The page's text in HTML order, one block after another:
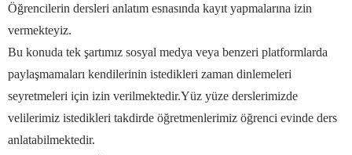
Öğrencilerin dersleri anlatım esnasında kayıt yapmalarına izin
vermekteyiz.
Bu konuda tek şartımız sosyal medya veya benzeri platformlarda
paylaşmamaları kendilerinin istedikleri zaman dinlemeleri
seyretmeleri için izin verilmektedir.Yüz yüze derslerimizde
velilerimiz istedikleri takdirde öğretmenlerimiz öğrenci evinde ders
anlatabilmektedir.